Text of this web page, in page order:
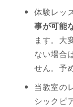
体験レッ
事が可能
ます。大
ない場合
せん。予
当教室の
シックピ